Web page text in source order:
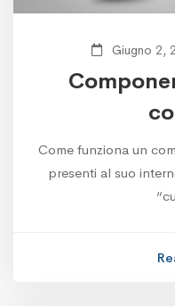
Giugno 2,
Come funziona un
presenti al suo